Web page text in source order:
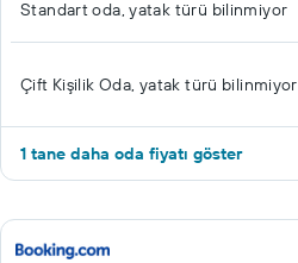
Standart oda, yatak türü bilinmiyor
Çift ​Kişilik Oda, yatak türü bilinmiyor
1 tane daha oda fiyatı göster